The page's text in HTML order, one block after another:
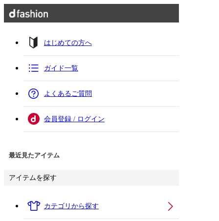
はじめての方へ
ガイド一覧
よくあるご質問
会員登録 / ログイン
最近見たアイテム
アイテムを探す
カテゴリから探す